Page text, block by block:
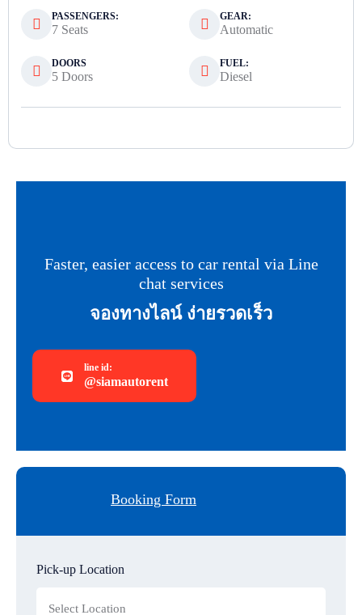
PASSENGERS:
7 Seats
GEAR:
Automatic
DOORS
5 Doors
FUEL:
Diesel
Faster, easier access to car rental via Line
chat services
จองทางไลน์ ง่ายรวดเร็ว
line id:
@siamautorent
Booking Form
Pick-up Location